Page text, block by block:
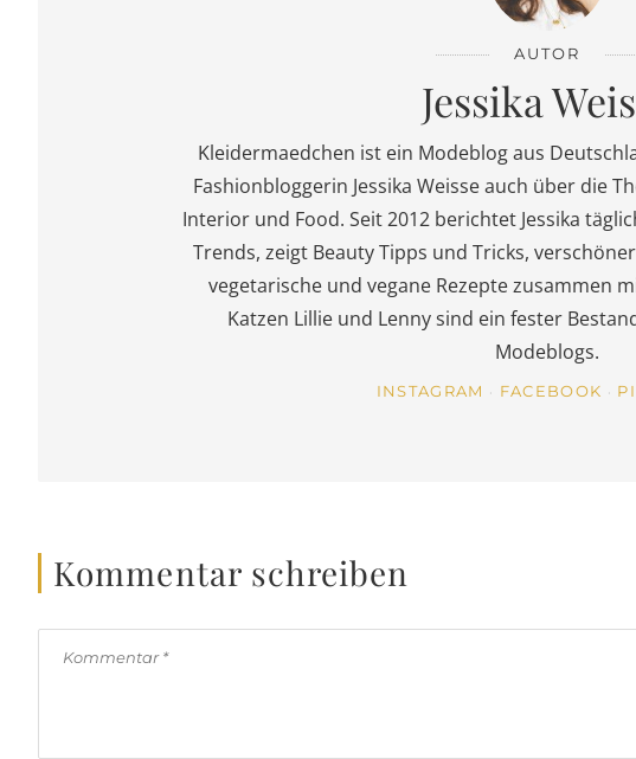
AUTOR
Jessika
Kleidermaedchen ist ein Modeblog aus
Fashionbloggerin Jessika Weisse auch über die
Interior und Food. Seit 2012 berichtet Jessika
Trends, zeigt Beauty Tipps und Tricks,
vegetarische und vegane Rezepte zusammen
Katzen Lillie und Lenny sind ein fester
Modeblogs.
INSTAGRAM FACEBOOK
Kommentar schreiben